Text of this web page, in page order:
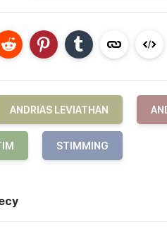
ANDRIAS LEVIATHAN
STIMMING